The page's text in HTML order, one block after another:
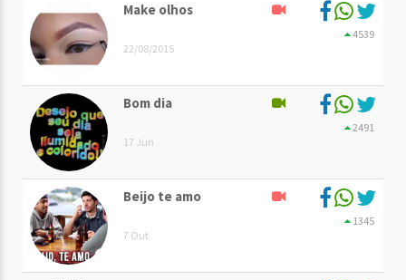
Make olhos
22/08/2015
4539
Bom dia
17 Jun
2491
Beijo te amo
7 Out
1345